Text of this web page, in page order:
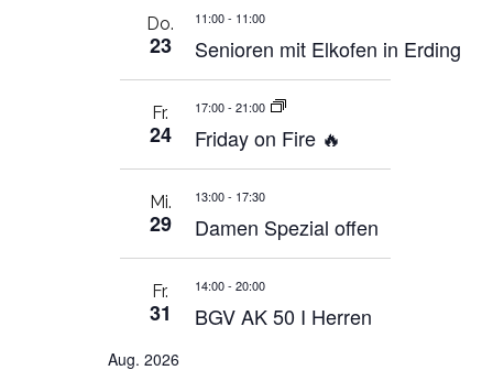
Do.
23
11:00- 11:00
Senioren mit Elkofen in Erding
Fr.
24
17:00- 21:00
Friday on Fire 🔥
Mi.
29
13:00- 17:30
Damen Spezial offen
Fr.
31
14:00- 20:00
BGV AK 50 I Herren
Aug. 2026